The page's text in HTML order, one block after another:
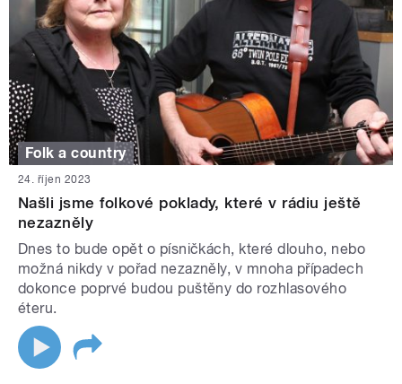
Folk a country
24. říjen 2023
Našli jsme folkové poklady, které v rádiu ještě
nezazněly
Dnes to bude opět o písničkách, které dlouho, nebo
možná nikdy v pořad nezazněly, v mnoha případech
dokonce poprvé budou puštěny do rozhlasového
éteru.